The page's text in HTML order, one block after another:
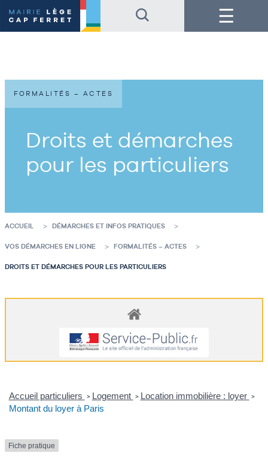
au
contenu
de
au
pied
de
Menu
Droits et démarches
pour les particuliers
FORMALITÉS – ACTES
ACCUEIL DÉMARCHES ET INFOS PRATIQUES
VOS DÉMARCHES EN LIGNE FORMALITÉS – ACTES
DROITS ET DÉMARCHES POUR LES PARTICULIERS
Accueil particuliers > Logement > Location immobilière : loyer >
Montant du loyer à Paris
Fiche pratique